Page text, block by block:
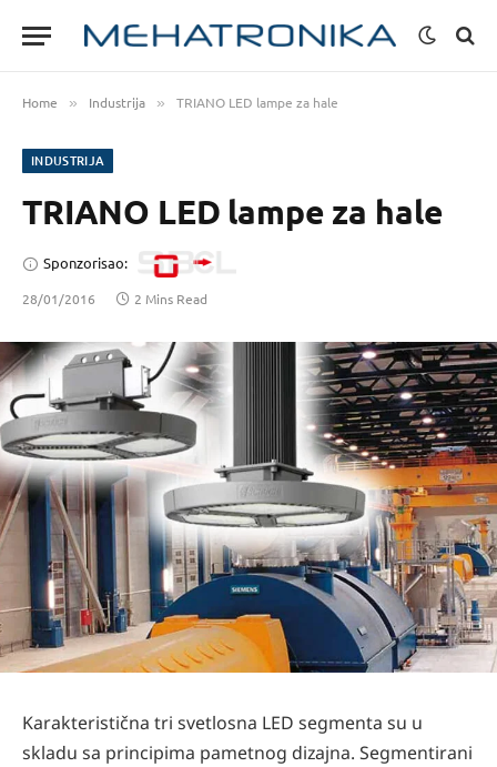
Home » Industrija » TRIANO LED lampe za hale
INDUSTRIJA
TRIANO LED lampe za hale
Sponzorisao:
28/01/2016 2 Mins Read
Karakteristična tri svetlosna LED segmenta su u
skladu sa principima pametnog dizajna. Segmentirani